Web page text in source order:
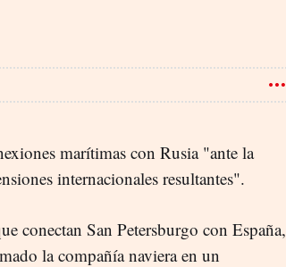
marítimas con Rusia "ante la
internacionales resultantes".
conectan San Petersburgo con España,
la compañía naviera en un